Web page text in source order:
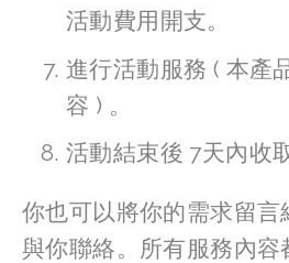
活動費用開支。
進行活動服務 ( 本產
容 ) 。
活動結束後 7天內收
你也可以將你的需求留言
與你聯絡。所有服務內